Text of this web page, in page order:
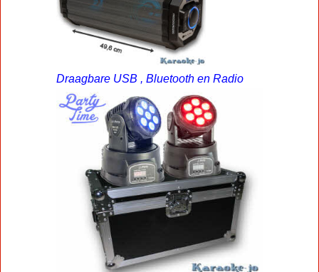
Draagbare USB , Bluetooth en Radio